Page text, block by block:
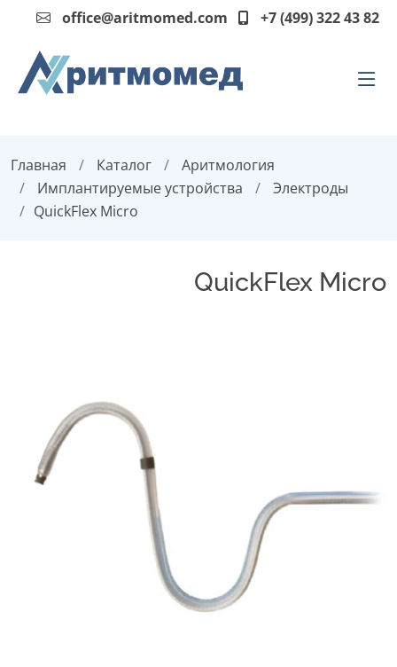
office@aritmomed.com +7 (499) 322 43 82
Главная Каталог
Аритмология
Имплантируемые устройства
Электроды
QuickFlex Micro
QuickFlex Micro